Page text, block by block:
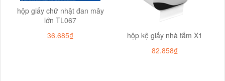
hộp giấy chữ nhật đan mây
lớn TL067
36.685₫
hộp kệ giấy nhà tắm X1
82.858₫